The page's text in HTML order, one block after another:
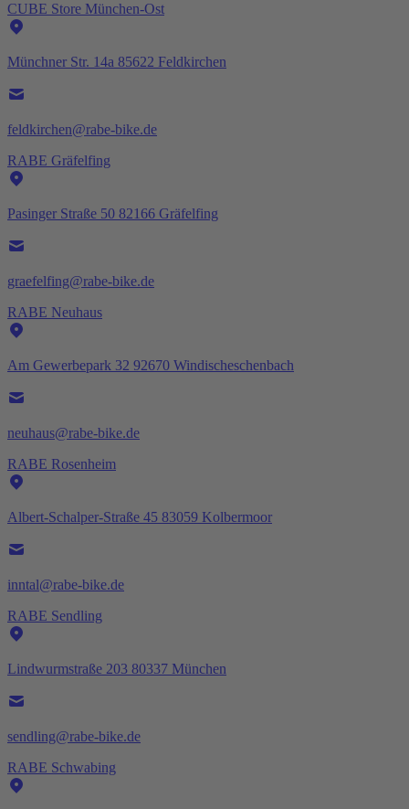
CUBE Store München-Ost
Münchner Str. 14a 85622 Feldkirchen
feldkirchen@rabe-bike.de
RABE Gräfelfing
Pasinger Straße 50 82166 Gräfelfing
graefelfing@rabe-bike.de
RABE Neuhaus
Am Gewerbepark 32 92670 Windischeschenbach
neuhaus@rabe-bike.de
RABE Rosenheim
Albert-Schalper-Straße 45 83059 Kolbermoor
inntal@rabe-bike.de
RABE Sendling
Lindwurmstraße 203 80337 München
sendling@rabe-bike.de
RABE Schwabing